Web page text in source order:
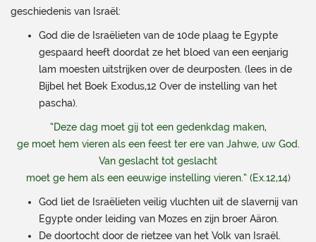
geschiedenis van Israël:
God die de Israëlieten van de 10de plaag te Egypte
gespaard heeft doordat ze het bloed van een eenjarig
lam moesten uitstrijken over de deurposten. (lees in de
Bijbel het Boek Exodus,12 Over de instelling van het
pascha).
“Deze dag moet gij tot een gedenkdag maken,
ge moet hem vieren als een feest ter ere van Jahwe, uw God.
Van geslacht tot geslacht
moet ge hem als een eeuwige instelling vieren.” (Ex.12,14)
God liet de Israëlieten veilig vluchten uit de slavernij van
Egypte onder leiding van Mozes en zijn broer Aäron.
De doortocht door de rietzee van het Volk van Israël.